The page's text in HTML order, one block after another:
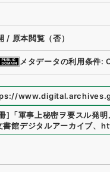
/ 原本閲覧（否）
メタデータの利用条件:
] 「軍事上秘密ヲ要スル発
書館デジタルアーカイブ、